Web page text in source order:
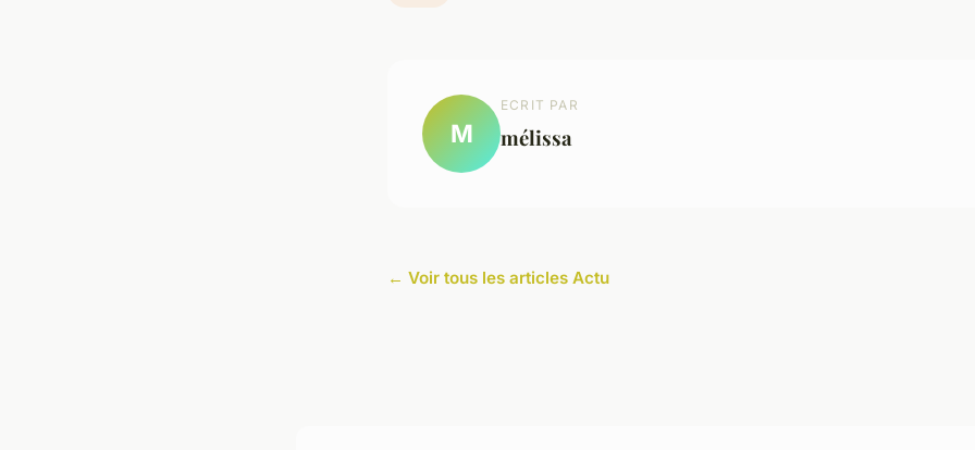
M
ECRIT PAR
mélissa
← Voir tous les articles Actu